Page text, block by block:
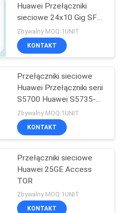
Huawei Przełączniki
sieciowe 24x10 Gig SFP
+ 2x40 Gig QSFP + porty
Zbywalny MOQ:1UNIT
KONTAKT
Przełączniki sieciowe
Huawei Przełączniki serii
S5700 Huawei S5735-
L48P4X-A
Zbywalny MOQ:1UNIT
KONTAKT
Przełączniki sieciowe
Huawei 25GE Access
TOR
Zbywalny MOQ:1UNIT
KONTAKT